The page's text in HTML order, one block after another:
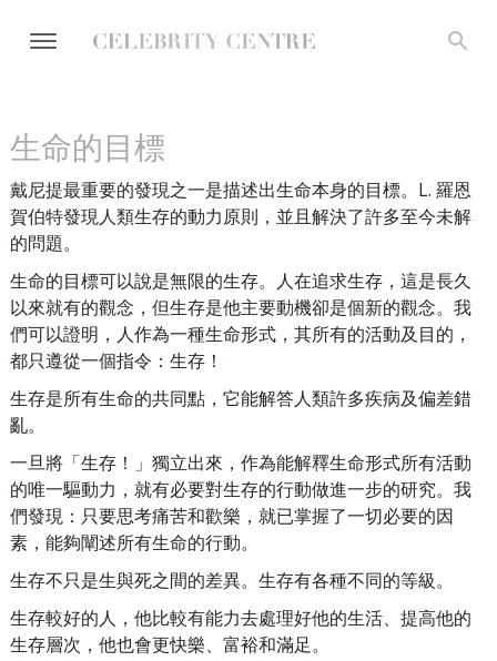
生命的目標
戴尼提最重要的發現之一是描述出生命本身的目標。L. 羅恩
賀伯特發現人類生存的動力原則，並且解決了許多至今未解
的問題。
生命的目標可以說是無限的生存。人在追求生存，這是長久
以來就有的觀念，但生存是他主要動機卻是個新的觀念。我
們可以證明，人作為一種生命形式，其所有的活動及目的，
都只遵從一個指令：生存！
生存是所有生命的共同點，它能解答人類許多疾病及偏差錯
亂。
一旦將「生存！」獨立出來，作為能解釋生命形式所有活動
的唯一驅動力，就有必要對生存的行動做進一步的研究。我
們發現：只要思考痛苦和歡樂，就已掌握了一切必要的因
素，能夠闡述所有生命的行動。
生存不只是生與死之間的差異。生存有各種不同的等級。
生存較好的人，他比較有能力去處理好他的生活、提高他的
生存層次，他也會更快樂、富裕和滿足。